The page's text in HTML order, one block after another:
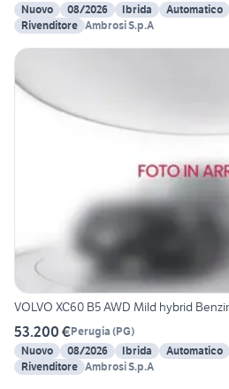
Nuovo
08/2026 Ibrida Automatico
Rivenditore Ambrosi S.p.A
VOLVO XC60 B5 AWD Mild hybrid
53.200 €Perugia (PG)
Nuovo
08/2026 Ibrida Automatico
Rivenditore Ambrosi S.p.A